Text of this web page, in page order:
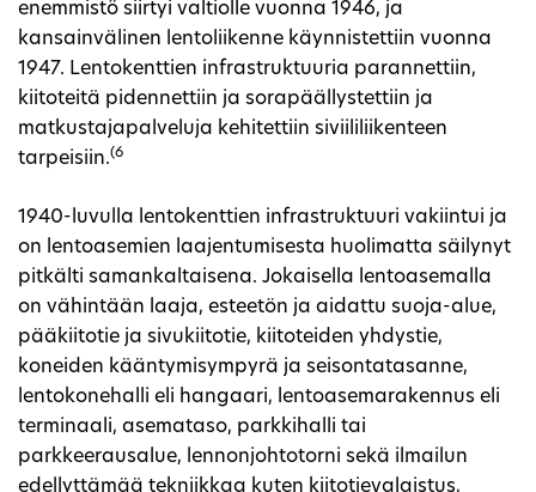
enemmistö siirtyi valtiolle vuonna 1946, ja
kansainvälinen lentoliikenne käynnistettiin vuonna
1947. Lentokenttien infrastruktuuria parannettiin,
kiitoteitä pidennettiin ja sorapäällystettiin ja
matkustajapalveluja kehitettiin siviililiikenteen
tarpeisiin.(6
1940-luvulla lentokenttien infrastruktuuri vakiintui ja
on lentoasemien laajentumisesta huolimatta säilynyt
pitkälti samankaltaisena. Jokaisella lentoasemalla
on vähintään laaja, esteetön ja aidattu suoja-alue,
pääkiitotie ja sivukiitotie, kiitoteiden yhdystie,
koneiden kääntymisympyrä ja seisontatasanne,
lentokonehalli eli hangaari, lentoasemarakennus eli
terminaali, asemataso, parkkihalli tai
parkkeerausalue, lennonjohtotorni sekä ilmailun
edellyttämää tekniikkaa kuten kiitotievalaistus,